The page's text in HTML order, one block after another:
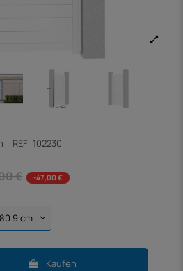
REF: 102230
€
-47,00 €
Kaufen